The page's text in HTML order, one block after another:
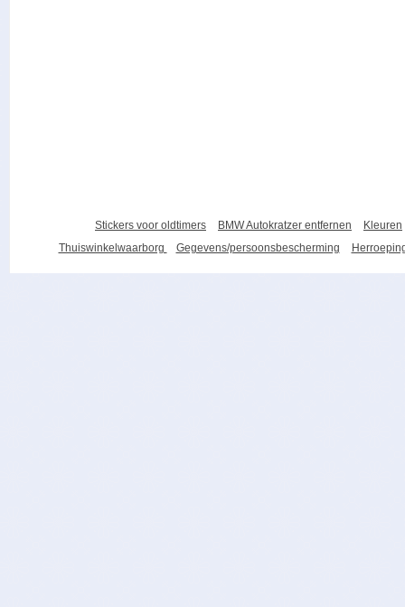
Stickers voor oldtimers BMW Autokratzer entfernen
Kleuren
Thuiswinkelwaarborg
Gegevens/persoonsbescherming